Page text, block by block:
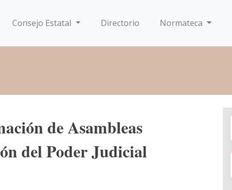
Consejo Estatal Directorio Normateca
de Asambleas
del Poder Judicial